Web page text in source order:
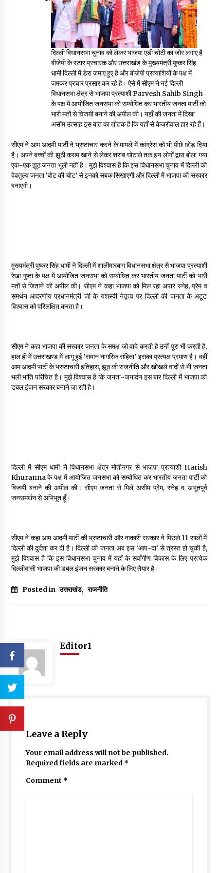
May 16, 2022
Thought Of The Day 14 May
May 14, 2022
Thought Of The Day 13 May
May 13, 2022
Thought Of The Day 12 May
Thought Of The Day 11 May
May 9, 2022
दिल्ली विधानसभा चुनाव को लेकर भाजपा एडी चोटी का जोर लगाए है
बीजेपी के स्टार प्रचारक और उत्तराखंड के मुख्यमंत्री पुष्कर सिंह
धामी दिल्ली में डेरा जमाए हुए है और बीजेपी प्रत्याशियों के पक्ष में
जमकर प्रचार प्रसार कर रहे है। ऐसे में सीएम ने नई दिल्ली
विधानसभा क्षेत्र से भाजपा प्रत्याशी Parvesh Sahib Singh
के पक्ष में आयोजित जनसभा को सम्बोधित कर भारतीय जनता पार्टी को
भारी मतों से विजयी बनाने की अपील की। यहाँ की जनता में दिखा
असीम उत्साह इस बात का द्योतक है कि यहाँ से केजरीवाल हार रहे हैं।
सीएम ने आम आदमी पार्टी ने भ्रष्टाचार करने के मामले में कांग्रेस को भी पीछे छोड़ दिया
है। अपने बच्चों की झूठी कसम खाने से लेकर शराब घोटाले तक इन लोगों द्वारा बोला गया
एक-एक झूठ जनता भूली नहीं है। मुझे विश्वास है कि इस विधानसभा चुनाव में दिल्ली की
देवतुल्य जनता ‘वोट की चोट’ से इनको सबक सिखाएगी और दिल्ली में भाजपा की सरकार
बनाएगी।
मुख्यमंत्री पुष्कर सिंह धामी ने दिल्ली में शालीमारबाग विधानसभा क्षेत्र से भाजपा प्रत्याशी
रेखा गुप्ता के पक्ष में आयोजित जनसभा को सम्बोधित कर भारतीय जनता पार्टी को भारी
मतों से जिताने की अपील की। सीएम ने कहा भाजपा को मिल रहा अपार स्नेह, प्रेम व
समर्थन आदरणीय प्रधानमंत्री जी के यशस्वी नेतृत्व पर दिल्ली की जनता के अटूट
विश्वास को परिलक्षित करता है।
सीएम ने कहा भाजपा की सरकार जनता के समक्ष जो वादे करती है उन्हें पूरा भी करती है,
हाल ही में उत्तराखण्ड में लागू हुई ‘समान नागरिक संहिता’ इसका प्रत्यक्ष प्रमाण है। वहीं
आम आदमी पार्टी के भ्रष्टाचारी इतिहास, झूठ की राजनीति और खोखले वादों से भी जनता
भली भांति परिचित है। मुझे विश्वास है कि जनता-जनार्दन इस बार दिल्ली में भाजपा की
डबल इंजन सरकार बनाने जा रही है।
दिल्ली में सीएम धामी ने विधानसभा क्षेत्र मोतीनगर से भाजपा प्रत्याशी Harish
Khuranna के पक्ष में आयोजित जनसभा को सम्बोधित कर भारतीय जनता पार्टी को
विजयी बनाने की अपील की। सीएम जनता से मिले असीम प्रेम, स्नेह व अभूतपूर्व
जनसमर्थन से अभिभूत हूँ।
सीएम ने कहा आम आदमी पार्टी की भ्रष्टाचारी और नाकारी सरकार ने पिछले 11 सालों में
दिल्ली की दुर्दशा कर दी है। दिल्ली की जनता अब इस ‘आप-दा’ से त्रस्त हो चुकी है,
मुझे विश्वास है कि इस विधानसभा चुनाव में यहाँ के सर्वांगीण विकास के लिए प्रत्येक
दिल्लीवासी भाजपा की डबल इंजन सरकार बनाने के लिए तैयार है।
Posted in उत्तराखंड, राजनीति
Editor1
Leave a Reply
Your email address will not be published.
Required fields are marked *
Comment *